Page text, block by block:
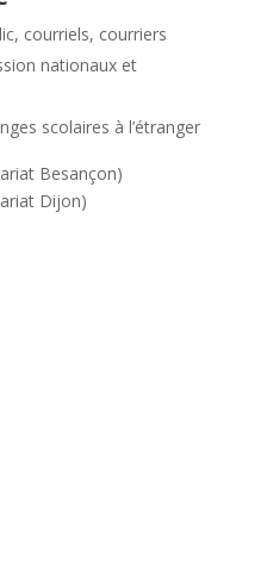
courriels, courriers
nationaux et
scolaires à l’étranger
Besançon)
Dijon)